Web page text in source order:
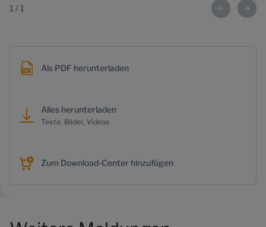
1 / 1
Als PDF herunterladen
Alles herunterladen
Texte, Bilder, Videos
Zum Download-Center hinzufügen